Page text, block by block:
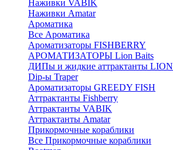
Наживки VABIK
Наживки Amatar
Ароматика
Все Ароматика
Ароматизаторы FISHBERRY
АРОМАТИЗАТОРЫ Lion Baits
ДИПы и жидкие аттрактанты
Dip-ы Traper
Ароматизаторы GREEDY FISH
Аттрактанты Fishberry
Аттрактанты VABIK
Аттрактанты Amatar
Прикормочные кораблики
Все Прикормочные кораблики